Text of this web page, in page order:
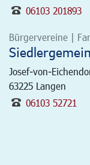
06103 201893
Bürgervereine |
Josef-von-
63225 Langen
06103 52721